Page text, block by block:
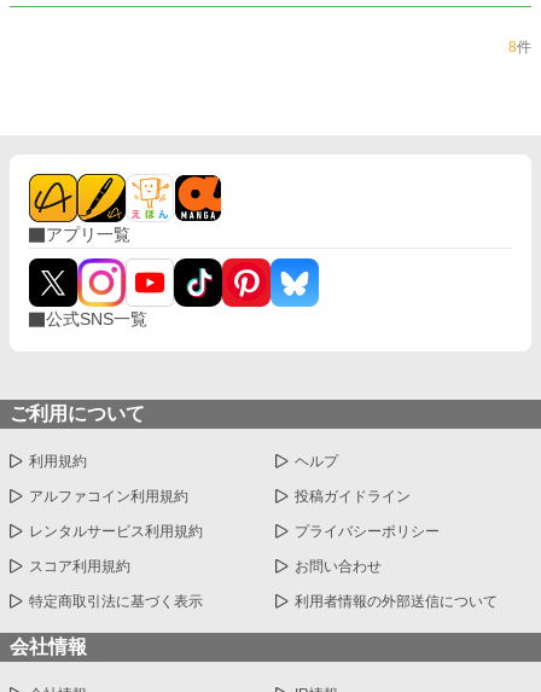
8件
アプリ一覧
公式SNS一覧
ご利用について
利用規約 ヘルプ
アルファコイン利用規約 投稿ガイドライン
レンタルサービス利用規約 プライバシーポリシー
スコア利用規約 お問い合わせ
特定商取引法に基づく表示 利用者情報の外部送信について
会社情報